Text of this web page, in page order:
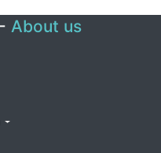
- About us